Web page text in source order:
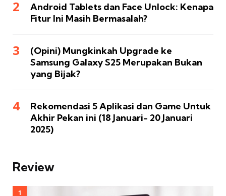
Android Tablets dan Face Unlock: Kenapa
Fitur Ini Masih Bermasalah?
(Opini) Mungkinkah Upgrade ke
Samsung Galaxy S25 Merupakan Bukan
yang Bijak?
Rekomendasi 5 Aplikasi dan Game Untuk
Akhir Pekan ini (18 Januari- 20 Januari
2025)
Review